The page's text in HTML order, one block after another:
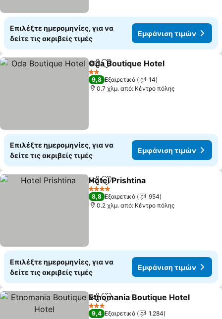
Επιλέξτε ημερομηνίες, για να
δείτε τις ακριβείς τιμές
Εμφάνιση τιμών
Κοινοποίηση
Προσθήκη στα αγαπημένα
Oda Boutique Hotel
2 Αστέρια
9,8 Εξαιρετικό
14
0.7 χλμ. από: Κέντρο πόλης
Επιλέξτε ημερομηνίες, για να
δείτε τις ακριβείς τιμές
Εμφάνιση τιμών
Κοινοποίηση
Προσθήκη στα αγαπημένα
Hotel Prishtina
4 Αστέρια
8,8 Εξαιρετικό
954
0.2 χλμ. από: Κέντρο πόλης
Επιλέξτε ημερομηνίες, για να
δείτε τις ακριβείς τιμές
Εμφάνιση τιμών
Κοινοποίηση
Προσθήκη στα αγαπημένα
Etnomania Boutique Hotel
3 Αστέρια
9,4 Εξαιρετικό
1.284